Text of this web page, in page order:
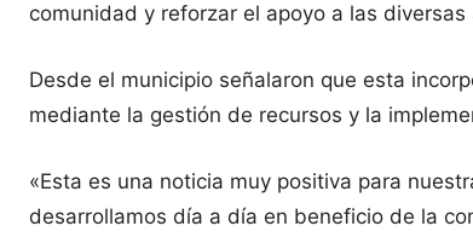
comunidad y reforzar el apoyo a las
Desde el municipio señalaron que esta
mediante la gestión de recursos y la
«Esta es una noticia muy positiva para
desarrollamos día a día en beneficio de la